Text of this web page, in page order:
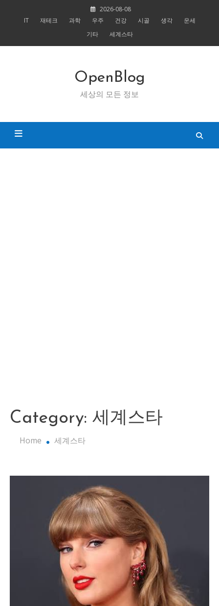
2026-08-08
IT
재테크 과학 우주 건강 시골 생각
운세
기타
세계스타
OpenBlog
세상의 모든 정보
Category: 세계스타
Home 세계스타